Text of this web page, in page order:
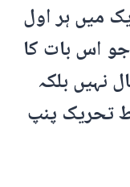
میں ہر اول
جو اس بات کا
نہیں بلکہ
تحریک پنپ